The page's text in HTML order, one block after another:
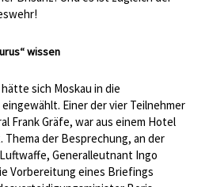
wissen
sich Moskau in die
Einer der vier Teilnehmer
Frank Gräfe, war aus einem Hotel
der Besprechung, an der
Generalleutnant Ingo
Vorbereitung eines Briefings